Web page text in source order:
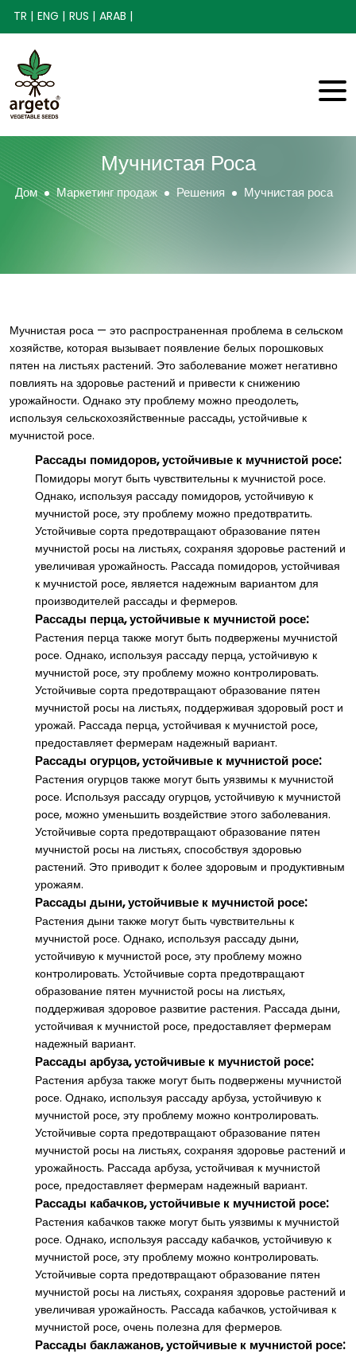
TR | ENG | RUS | ARAB |
Мучнистая Роса
Дом Маркетинг продаж Решения Мучнистая роса
Мучнистая роса — это распространенная проблема в сельском
хозяйстве, которая вызывает появление белых порошковых
пятен на листьях растений. Это заболевание может негативно
повлиять на здоровье растений и привести к снижению
урожайности. Однако эту проблему можно преодолеть,
используя сельскохозяйственные рассады, устойчивые к
мучнистой росе.
Рассады помидоров, устойчивые к мучнистой росе:
Помидоры могут быть чувствительны к мучнистой росе.
Однако, используя рассаду помидоров, устойчивую к
мучнистой росе, эту проблему можно предотвратить.
Устойчивые сорта предотвращают образование пятен
мучнистой росы на листьях, сохраняя здоровье растений и
увеличивая урожайность. Рассада помидоров, устойчивая
к мучнистой росе, является надежным вариантом для
производителей рассады и фермеров.
Рассады перца, устойчивые к мучнистой росе:
Растения перца также могут быть подвержены мучнистой
росе. Однако, используя рассаду перца, устойчивую к
мучнистой росе, эту проблему можно контролировать.
Устойчивые сорта предотвращают образование пятен
мучнистой росы на листьях, поддерживая здоровый рост и
урожай. Рассада перца, устойчивая к мучнистой росе,
предоставляет фермерам надежный вариант.
Рассады огурцов, устойчивые к мучнистой росе:
Растения огурцов также могут быть уязвимы к мучнистой
росе. Используя рассаду огурцов, устойчивую к мучнистой
росе, можно уменьшить воздействие этого заболевания.
Устойчивые сорта предотвращают образование пятен
мучнистой росы на листьях, способствуя здоровью
растений. Это приводит к более здоровым и продуктивным
урожаям.
Рассады дыни, устойчивые к мучнистой росе:
Растения дыни также могут быть чувствительны к
мучнистой росе. Однако, используя рассаду дыни,
устойчивую к мучнистой росе, эту проблему можно
контролировать. Устойчивые сорта предотвращают
образование пятен мучнистой росы на листьях,
поддерживая здоровое развитие растения. Рассада дыни,
устойчивая к мучнистой росе, предоставляет фермерам
надежный вариант.
Рассады арбуза, устойчивые к мучнистой росе:
Растения арбуза также могут быть подвержены мучнистой
росе. Однако, используя рассаду арбуза, устойчивую к
мучнистой росе, эту проблему можно контролировать.
Устойчивые сорта предотвращают образование пятен
мучнистой росы на листьях, сохраняя здоровье растений и
урожайность. Рассада арбуза, устойчивая к мучнистой
росе, предоставляет фермерам надежный вариант.
Рассады кабачков, устойчивые к мучнистой росе:
Растения кабачков также могут быть уязвимы к мучнистой
росе. Однако, используя рассаду кабачков, устойчивую к
мучнистой росе, эту проблему можно контролировать.
Устойчивые сорта предотвращают образование пятен
мучнистой росы на листьях, сохраняя здоровье растений и
увеличивая урожайность. Рассада кабачков, устойчивая к
мучнистой росе, очень полезна для фермеров.
Рассады баклажанов, устойчивые к мучнистой росе: